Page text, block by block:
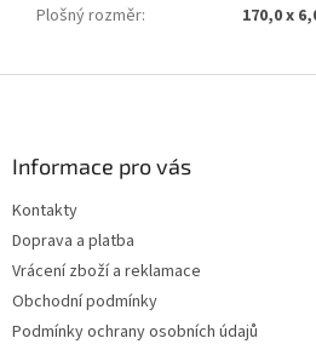
Plošný rozměr: 170,0 x
Informace pro vás
Kontakty
Doprava a platba
Vrácení zboží a reklamace
Obchodní podmínky
Podmínky ochrany osobních údajů